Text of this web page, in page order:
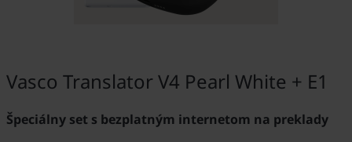
Vasco Translator V4 Pearl White + E1
Špeciálny set s bezplatným internetom na preklady